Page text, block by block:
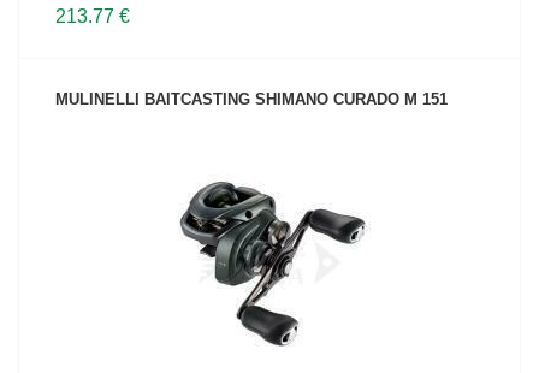
213.77 €
MULINELLI BAITCASTING SHIMANO CURADO M 151
VEDI IL PRODOTTO